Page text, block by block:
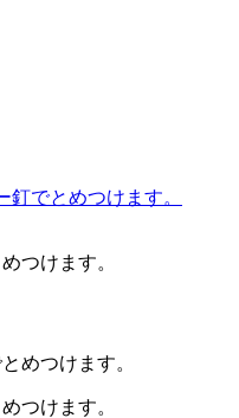
つけます。
つけます。